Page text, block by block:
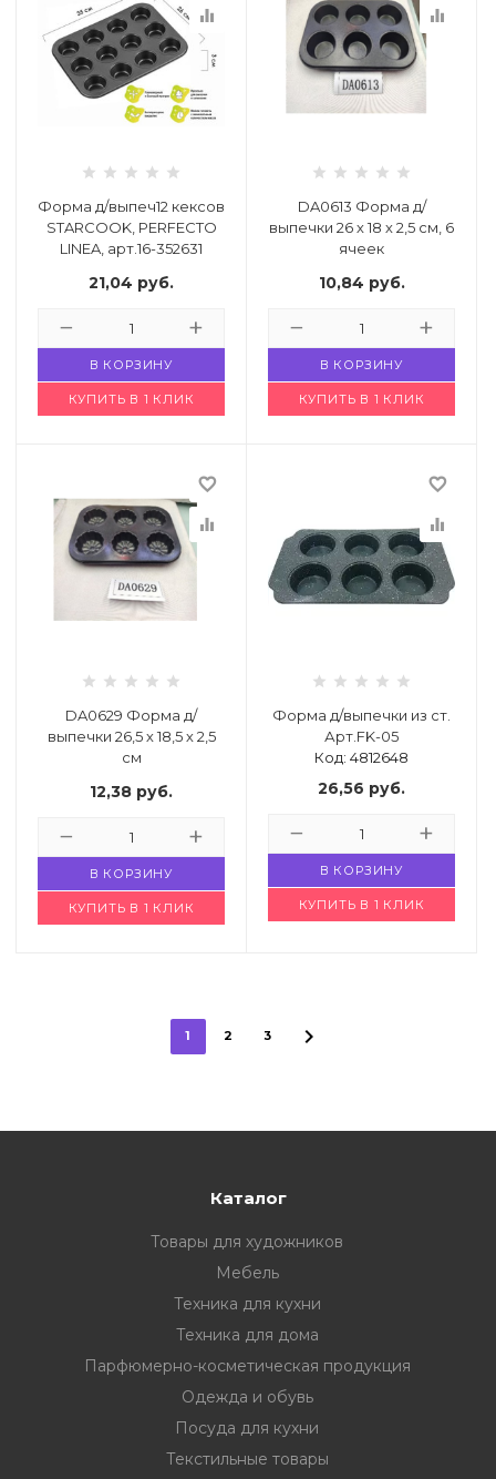
equalizer
Форма д/выпеч12 кексов
STARCOOK, PERFECTO
LINEA, арт.16-352631
21,04 руб.
В КОРЗИНУ
КУПИТЬ В 1 КЛИК
equalizer
DA0613 Форма д/
выпечки 26 х 18 х 2,5 см, 6
ячеек
10,84 руб.
В КОРЗИНУ
КУПИТЬ В 1 КЛИК
favorite_border
equalizer
DA0629 Форма д/
выпечки 26,5 х 18,5 х 2,5
см
12,38 руб.
В КОРЗИНУ
КУПИТЬ В 1 КЛИК
favorite_border
equalizer
Форма д/выпечки из ст.
Арт.FK-05
Код: 4812648
26,56 руб.
В КОРЗИНУ
КУПИТЬ В 1 КЛИК
1 2 3
Каталог
Товары для художников
Мебель
Техника для кухни
Техника для дома
Парфюмерно-косметическая продукция
Одежда и обувь
Посуда для кухни
Текстильные товары